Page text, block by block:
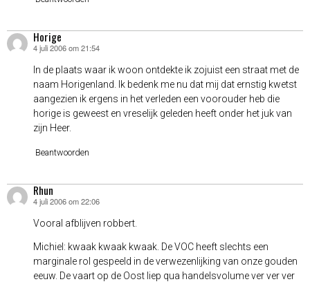
Horige
schreef:
4 juli 2006 om 21:54
In de plaats waar ik woon ontdekte ik zojuist een straat met de
naam Horigenland. Ik bedenk me nu dat mij dat ernstig kwetst
aangezien ik ergens in het verleden een voorouder heb die
horige is geweest en vreselijk geleden heeft onder het juk van
zijn Heer.
Beantwoorden
Rhun
schreef:
4 juli 2006 om 22:06
Vooral afblijven robbert.
Michiel: kwaak kwaak kwaak. De VOC heeft slechts een
marginale rol gespeeld in de verwezenlijking van onze gouden
eeuw. De vaart op de Oost liep qua handelsvolume ver ver ver